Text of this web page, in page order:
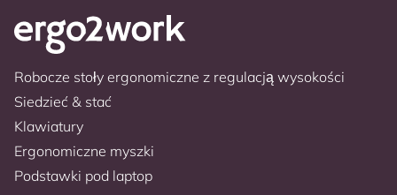
Robocze stoły ergonomiczne z regulacją wysokości
Siedzieć & stać
Klawiatury
Ergonomiczne myszki
Podstawki pod laptop